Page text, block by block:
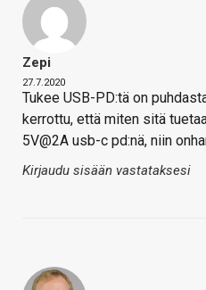
Zepi
27.7.2020
Tukee USB-PD:tä on
kerrottu, että miten sitä
5V@2A usb-c pd:nä, niin
Kirjaudu sisään vastataksesi